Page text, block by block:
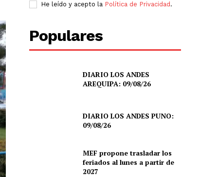
He leído y acepto la Política de Privacidad .
Populares
DIARIO LOS ANDES
AREQUIPA: 09/08/26
DIARIO LOS ANDES PUNO:
09/08/26
MEF propone trasladar los
feriados al lunes a partir de
2027